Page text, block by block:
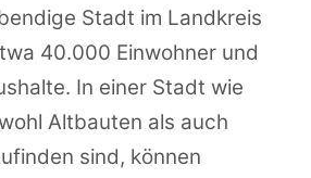
Stadt im Landkreis
40.000 Einwohner und
In einer Stadt wie
Altbauten als auch
sind, können